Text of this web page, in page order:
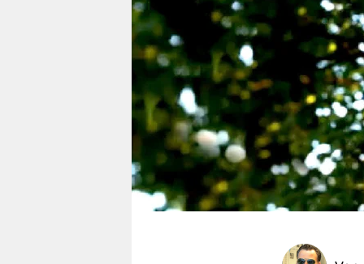
verlag
verlag
veranstaltungen
shop
fragen & hilfe
unterstützen
abo